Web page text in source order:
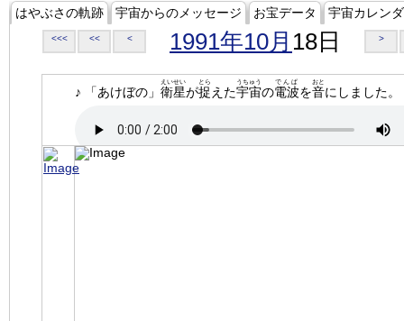
はやぶさの軌跡 宇宙からのメッセージ お宝データ 宇宙カレン
<<< << < 1991年10月 18日 >
♪ 「あけぼの」 衛星
えいせい
が捉
とら
えた宇宙
うちゅう
の電波
でんぱ
を音
おと
にしました。